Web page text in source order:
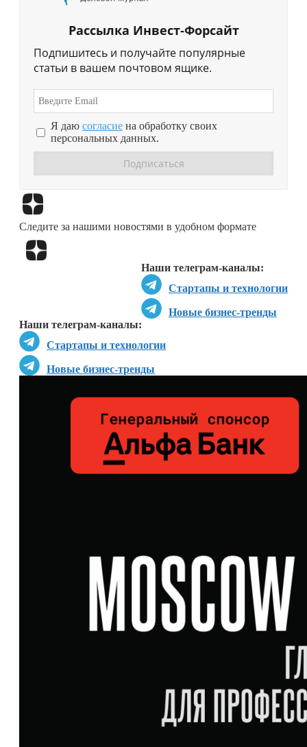
Рассылка Инвест-Форсайт
Подпишитесь и получайте популярные
статьи в вашем почтовом ящике.
Я даю согласие на обработку своих
персональных данных.
Следите за нашими новостями в удобном формате
Наши телеграм-каналы:
Стартапы и технологии
Новые бизнес-тренды
Наши телеграм-каналы:
Стартапы и технологии
Новые бизнес-тренды